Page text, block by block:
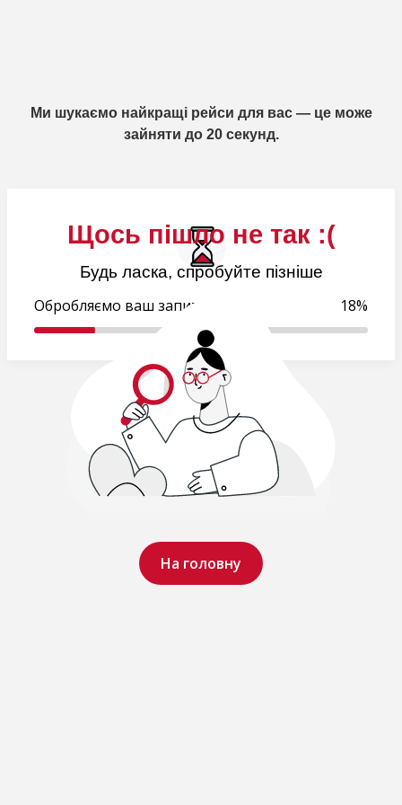
Щось пішло не так :(
Будь ласка, спробуйте пізніше
На головну
Ми шукаємо найкращі рейси для вас — це може
зайняти до 20 секунд.
Обробляємо ваш запит.. 19%